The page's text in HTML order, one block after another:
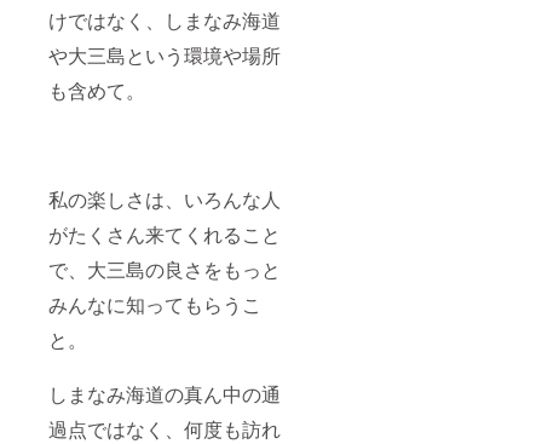
けではなく、しまなみ海道
や大三島という環境や場所
も含めて。
私の楽しさは、いろんな人
がたくさん来てくれること
で、大三島の良さをもっと
みんなに知ってもらうこ
と。
しまなみ海道の真ん中の通
過点ではなく、何度も訪れ